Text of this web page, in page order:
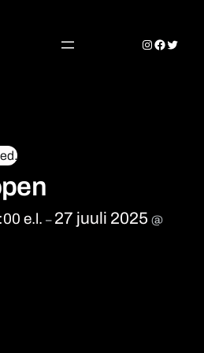
Instagram
e.l. – 27 juuli 2025 @